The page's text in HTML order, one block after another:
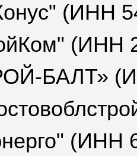
(ИНН
(ИНН
БАЛТ»
(ИНН